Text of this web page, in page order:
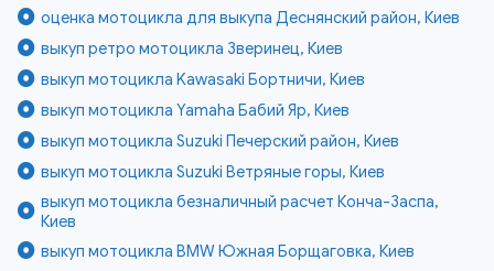
оценка мотоцикла для выкупа Деснянский район, Киев
выкуп ретро мотоцикла Зверинец, Киев
выкуп мотоцикла Kawasaki Бортничи, Киев
выкуп мотоцикла Yamaha Бабий Яр, Киев
выкуп мотоцикла Suzuki Печерский район, Киев
выкуп мотоцикла Suzuki Ветряные горы, Киев
выкуп мотоцикла безналичный расчет Конча-Заспа,
Киев
выкуп мотоцикла BMW Южная Борщаговка, Киев